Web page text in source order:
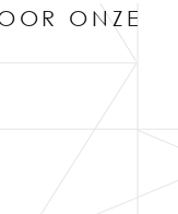
ONZE